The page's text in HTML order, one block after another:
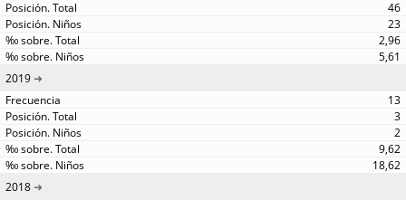
46
23
2,96
5,61
2019
13
3
2
9,62
18,62
2018